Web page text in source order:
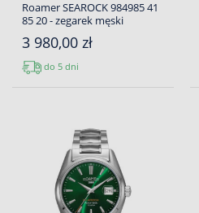
Roamer SEAROCK 984985 41
85 20 - zegarek męski
3 980,00 zł
do 5 dni